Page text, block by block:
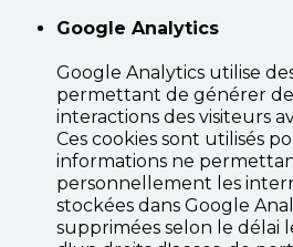
Google Analytics
Google Analytics utilise
permettant de générer
interactions des visiteurs
Ces cookies sont utilisés
informations ne
personnellement les
stockées dans Google
supprimées selon le délai